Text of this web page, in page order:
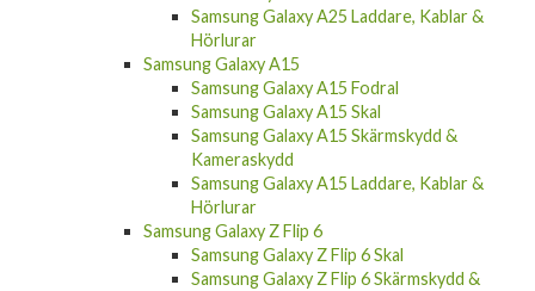
Samsung Galaxy A25 Laddare, Kablar &
Hörlurar
Samsung Galaxy A15
Samsung Galaxy A15 Fodral
Samsung Galaxy A15 Skal
Samsung Galaxy A15 Skärmskydd &
Kameraskydd
Samsung Galaxy A15 Laddare, Kablar &
Hörlurar
Samsung Galaxy Z Flip 6
Samsung Galaxy Z Flip 6 Skal
Samsung Galaxy Z Flip 6 Skärmskydd &